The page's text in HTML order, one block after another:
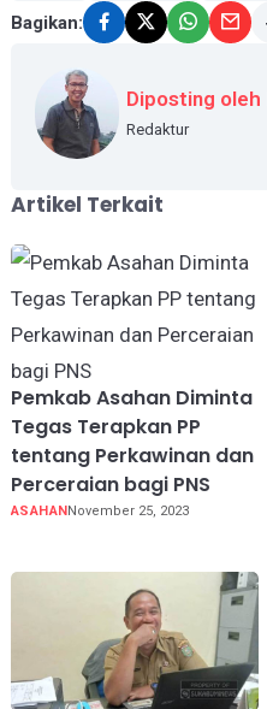
Bagikan:
Diposting oleh
Redaktur
Artikel Terkait
Pemkab Asahan Diminta
Tegas Terapkan PP
tentang Perkawinan dan
Perceraian bagi PNS
ASAHANNovember 25, 2023